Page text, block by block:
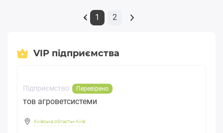
« 1 2
VIP підприємства
Підприємство: Перевірено
тов агроветсистеми
Київська область- Київ